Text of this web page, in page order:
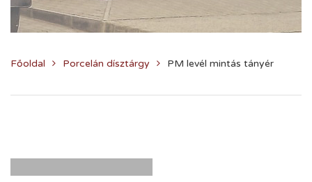
Főoldal Porcelán dísztárgy PM levél mintás tányér